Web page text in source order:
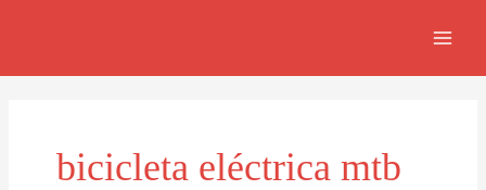
bicicleta eléctrica mtb